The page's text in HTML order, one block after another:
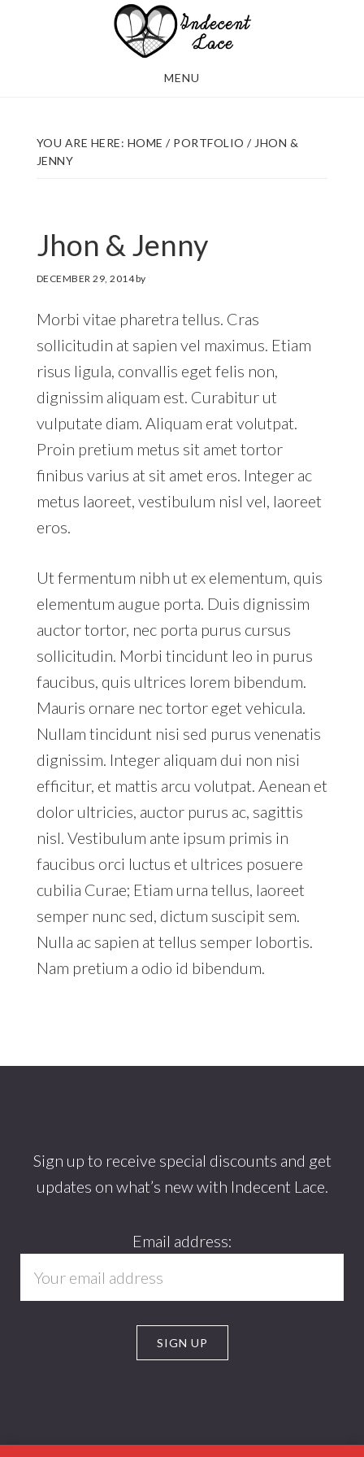
MENU
YOU ARE HERE: HOME / PORTFOLIO /JHON &
JENNY
Jhon & Jenny
DECEMBER 29, 2014by
Morbi vitae pharetra tellus. Cras
sollicitudin at sapien vel maximus. Etiam
risus ligula, convallis eget felis non,
dignissim aliquam est. Curabitur ut
vulputate diam. Aliquam erat volutpat.
Proin pretium metus sit amet tortor
finibus varius at sit amet eros. Integer ac
metus laoreet, vestibulum nisl vel, laoreet
eros.
Ut fermentum nibh ut ex elementum, quis
elementum augue porta. Duis dignissim
auctor tortor, nec porta purus cursus
sollicitudin. Morbi tincidunt leo in purus
faucibus, quis ultrices lorem bibendum.
Mauris ornare nec tortor eget vehicula.
Nullam tincidunt nisi sed purus venenatis
dignissim. Integer aliquam dui non nisi
efficitur, et mattis arcu volutpat. Aenean et
dolor ultricies, auctor purus ac, sagittis
nisl. Vestibulum ante ipsum primis in
faucibus orci luctus et ultrices posuere
cubilia Curae; Etiam urna tellus, laoreet
semper nunc sed, dictum suscipit sem.
Nulla ac sapien at tellus semper lobortis.
Nam pretium a odio id bibendum.
Footer
Sign up to receive special discounts and get
updates on what’s new with Indecent Lace.
Email address: